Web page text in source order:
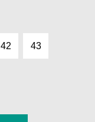
42 43